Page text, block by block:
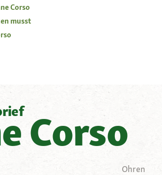
Corso
musst
Corso
Ohren